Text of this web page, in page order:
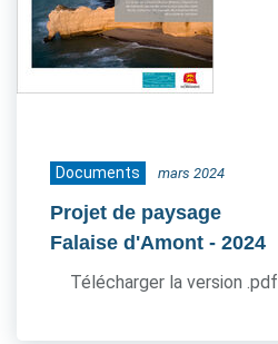
Documents mars 2024
Projet de paysage
Falaise d'Amont - 2024
Télécharger la version .pdf